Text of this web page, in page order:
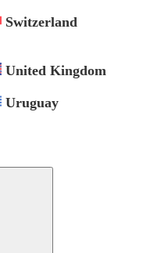
Switzerland
United Kingdom
Uruguay